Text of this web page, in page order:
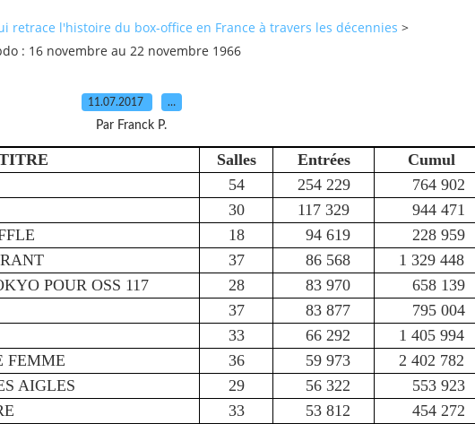
retrace l'histoire du box-office en France à travers les décennies >
: 16 novembre au 22 novembre 1966
11.07.2017 …
Par Franck P.
Salles Entrées
Cumul
54 254 229
764 902
30 117 329
944 471
18 94 619
228 959
37 86 568
1 329 448
POUR OSS 117 28 83 970
658 139
37 83 877
795 004
33 66 292
1 405 994
FEMME 36 59 973
2 402 782
AIGLES 29 56 322
553 923
33 53 812
454 272